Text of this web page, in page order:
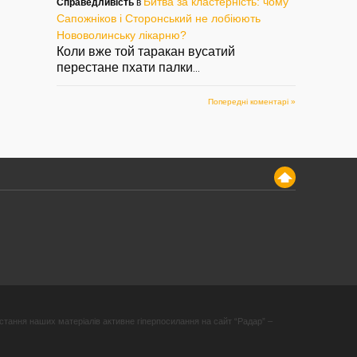
Справедливість в
Сапожніков і Сторонський не лобіюють
Нововолинську лікарню?
Коли вже той таракан вусатий
перестане пхати палки
Попередні коментарі »
наших матеріалів активне гіперпосилання на сайт “Радар” –